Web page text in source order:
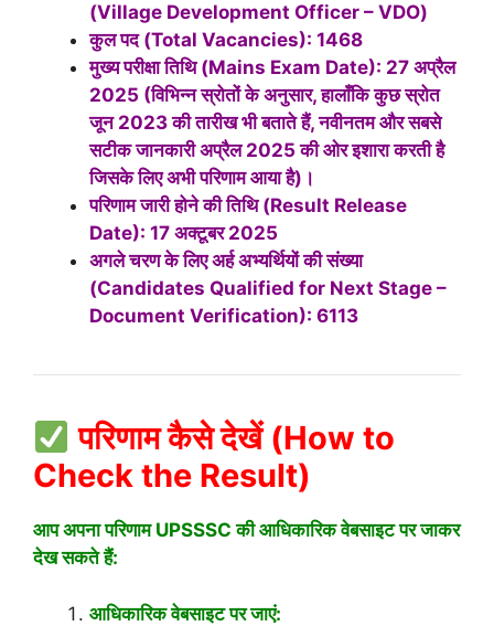
(Village Development Officer – VDO)
कुल पद (Total Vacancies): 1468
मुख्य परीक्षा तिथि (Mains Exam Date): 27 अप्रैल
2025 (विभिन्न स्रोतों के अनुसार, हालाँकि कुछ स्रोत
जून 2023 की तारीख भी बताते हैं, नवीनतम और सबसे
सटीक जानकारी अप्रैल 2025 की ओर इशारा करती है
जिसके लिए अभी परिणाम आया है)।
परिणाम जारी होने की तिथि (Result Release
Date): 17 अक्टूबर 2025
अगले चरण के लिए अर्ह अभ्यर्थियों की संख्या
(Candidates Qualified for Next Stage –
Document Verification): 6113
परिणाम कैसे देखें (How to
Check the Result)
आप अपना परिणाम UPSSSC की आधिकारिक वेबसाइट पर जाकर
देख सकते हैं:
आधिकारिक वेबसाइट पर जाएं: